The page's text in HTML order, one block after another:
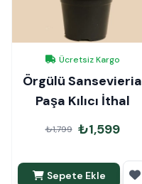
Ücretsiz Kargo
Örgülü Sansevieria
Paşa Kılıcı İthal
₺1,799 ₺1,599
Sepete Ekle